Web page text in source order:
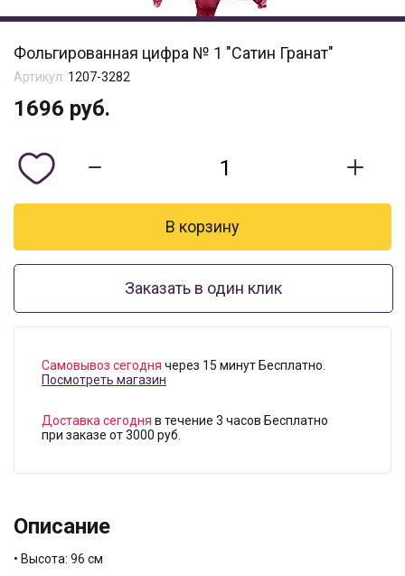
Фольгированная цифра № 1 "Сатин Гранат"
Артикул: 1207-3282
1696 руб.
Заказать в один клик
Самовывоз сегодня через 15 минут Бесплатно.
Посмотреть магазин
Доставка сегодня в течение 3 часов Бесплатно
при заказе от 3000 руб.
Описание
• Высота: 96 см